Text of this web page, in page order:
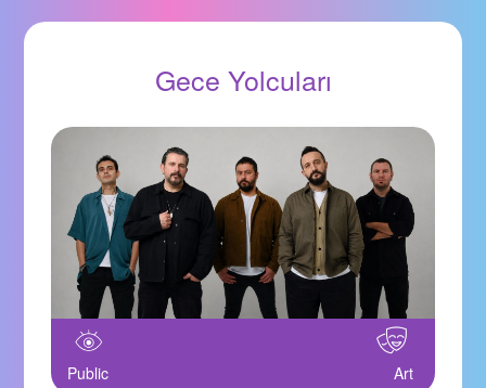
Gece Yolcuları
Public Art